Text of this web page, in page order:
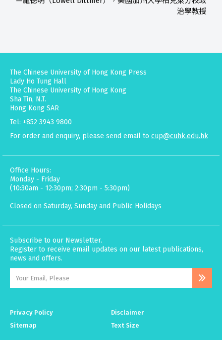
治學教授
The Chinese University of Hong Kong Press
Lady Ho Tung Hall
The Chinese University of Hong Kong
Sha Tin, N.T.
Hong Kong SAR
Tel: +852 3943 9800
For order and enquiry, please send email to cup@cuhk.edu.hk
Office Hours:
Monday - Friday
(10:30am - 12:30pm; 2:30pm - 5:30pm)
Closed on Saturday, Sunday and Public Holidays
Subscribe to our Newsletter.
Register to receive email updates on our latest publications,
news and offers.
Privacy Policy
Disclaimer
Sitemap
Text Size